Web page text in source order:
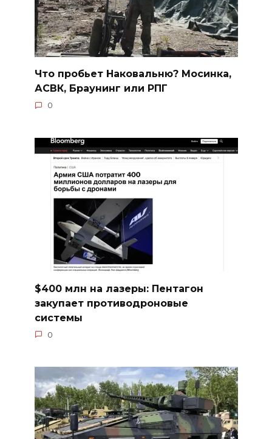
Что пробьет Наковальню? Мосинка,
АСВК, Браунинг или РПГ
0
$400 млн на лазеры: Пентагон
закупает противодроновые
системы
0